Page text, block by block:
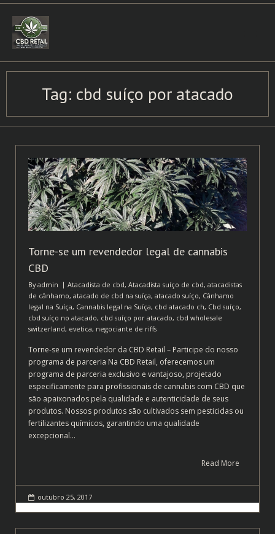
Skip
content
Tag: cbd suíço por atacado
Torne-se um revendedor legal de cannabis
CBD
Byadmin Atacadista de cbd, Atacadista suíço de cbd, atacadistas
de cânhamo, atacado de cbd na suíça, atacado suíço, Cânhamo
legal na Suíça, Cannabis legal na Suíça, cbd atacado ch, Cbd suíço,
cbd suíço no atacado, cbd suíço por atacado, cbd wholesale
switzerland, evetica, negociante de riffs
Torne-se um revendedor da CBD Retail – Participe do nosso
programa de parceria Na CBD Retail, oferecemos um
programa de parceria exclusivo e vantajoso, projetado
especificamente para profissionais de cannabis com CBD que
são apaixonados pela qualidade e autenticidade de seus
produtos. Nossos produtos são cultivados sem pesticidas ou
fertilizantes químicos, garantindo uma qualidade
excepcional…
Read More
outubro 25, 2017